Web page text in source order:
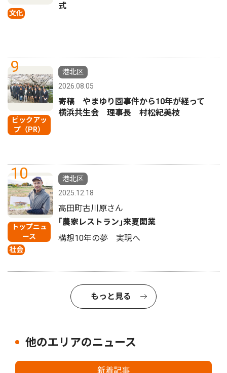
文化
式
9
ピックアッ
プ（PR）
港北区
2026.08.05
寄稿 やまゆり園事件から10年が経って
横浜共生会 理事長 村松紀美枝
10
トップニュ
ース
社会
港北区
2025.12.18
高田町古川原さん
｢農家レストラン｣来夏開業
構想10年の夢 実現へ
もっと見る
他のエリアのニュース
新着記事